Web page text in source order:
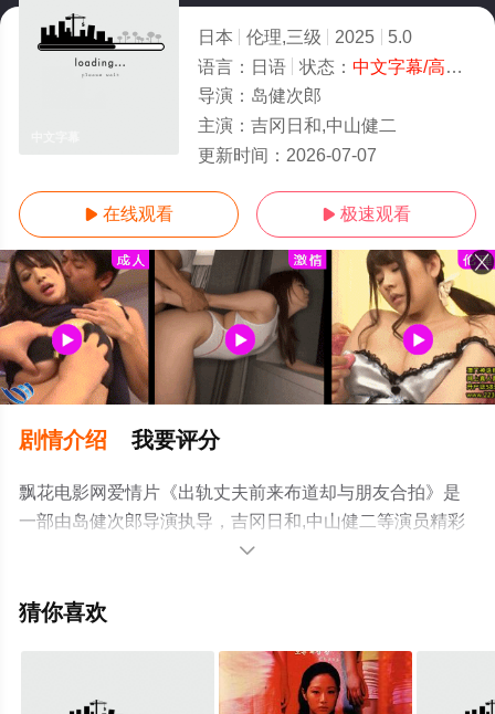
日本 伦理,三级 2025
5.0
语言： 日语 状态： 中文字幕/高清
导演： 岛健次郎
主演： 吉冈日和,中山健二
更新时间： 2026-07-07
 在线观看  极速观看
剧情介绍 我要评分
飘花电影网爱情片《出轨丈夫前来布道却与朋友合拍》是
一部由岛健次郎导演执导，吉冈日和,中山健二等演员精彩
演绎的日本电影，手机免费观看高清未删减完整版电影大
猫或剧情网等平台了解。

猜你喜欢